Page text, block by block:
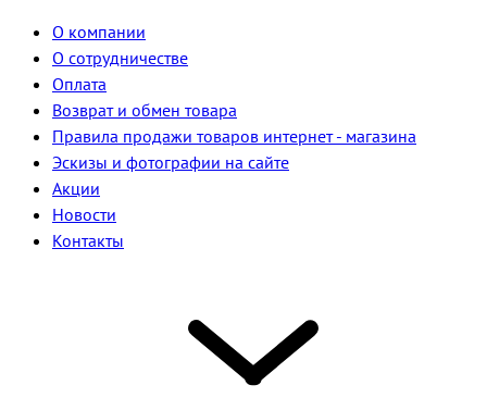
О компании
О сотрудничестве
Оплата
Возврат и обмен товара
Правила продажи товаров интернет - магазина
Эскизы и фотографии на сайте
Акции
Новости
Контакты